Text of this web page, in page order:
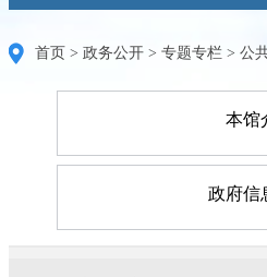
首页 > 政务公开 > 专题专栏 > 公
本馆
政府信